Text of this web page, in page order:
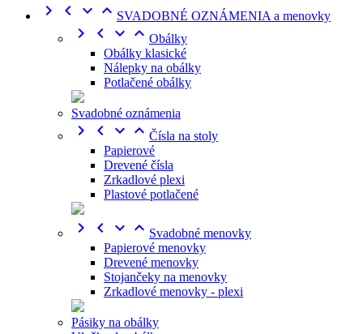
    SVADOBNÉ OZNÁMENIA a menovky
    Obálky
Obálky klasické
Nálepky na obálky
Potlačené obálky
Svadobné oznámenia
    Čísla na stoly
Papierové
Drevené čísla
Zrkadlové plexi
Plastové potlačené
    Svadobné menovky
Papierové menovky
Drevené menovky
Stojančeky na menovky
Zrkadlové menovky - plexi
Pásiky na obálky